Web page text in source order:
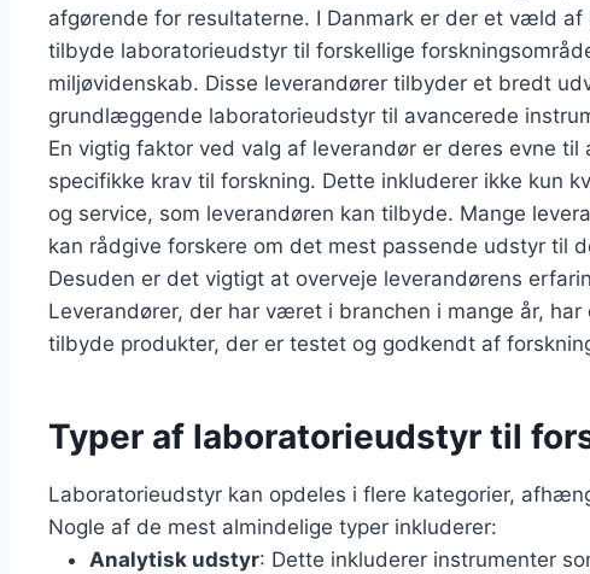
afgørende for resultaterne. I Danmark er der et væld
tilbyde laboratorieudstyr til forskellige
miljøvidenskab. Disse leverandører tilbyder et bredt
grundlæggende laboratorieudstyr til avancerede
En vigtig faktor ved valg af leverandør er deres evne
specifikke krav til forskning. Dette inkluderer ikke kun
og service, som leverandøren kan tilbyde. Mange
kan rådgive forskere om det mest passende udstyr til
Desuden er det vigtigt at overveje leverandørens
Leverandører, der har været i branchen i mange år,
tilbyde produkter, der er testet og godkendt af
Typer af laboratorieudstyr til
Laboratorieudstyr kan opdeles i flere kategorier,
Nogle af de mest almindelige typer inkluderer:
Analytisk udstyr: Dette inkluderer instrumenter